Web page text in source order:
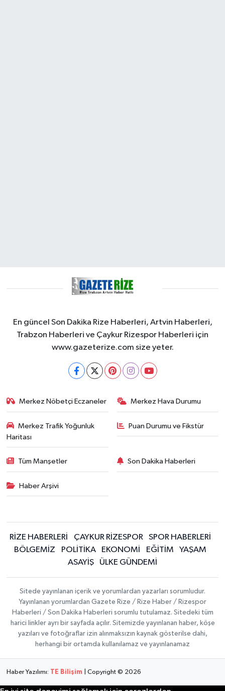
En güncel Son Dakika Rize Haberleri, Artvin Haberleri,
Trabzon Haberleri ve Çaykur Rizespor Haberleri için
www.gazeterize.com size yeter.
Merkez Nöbetçi Eczaneler Merkez Hava Durumu
Merkez Trafik Yoğunluk
Haritası
Puan Durumu ve Fikstür
Tüm Manşetler Son Dakika Haberleri
Haber Arşivi
RİZE HABERLERİ ÇAYKUR RİZESPOR
SPOR HABERLERİ
BÖLGEMİZ
POLİTİKA EKONOMİ EĞİTİM
YAŞAM
ASAYİŞ
ÜLKE GÜNDEMİ
Sitede yayınlanan içerik ve yorumlardan yazarları sorumludur.
Yayınlanan yorumlardan Gazete Rize / Rize Haber / Rizespor
Haberleri / Son Dakika Haberleri sorumlu tutulamaz. Sitedeki tüm
harici linkler ayrı bir sayfada açılır. Sitemizde yayınlanan haber, köşe
yazıları ve fotoğraflar izin alınmaksızın kaynak gösterilse dahi,
herhangi bir ortamda kullanılamaz ve yayınlanamaz
Haber Yazılımı: TE Bilişim | Copyright © 2026